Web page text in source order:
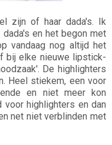
zijn of haar dada's. Ik
en het begon met
vandaag nog altijd het
bij elke nieuwe lipstick-
De highlighters
Heel stiekem, een voor
en niet meer kon
voor highlighters en dan
net niet verblinden met